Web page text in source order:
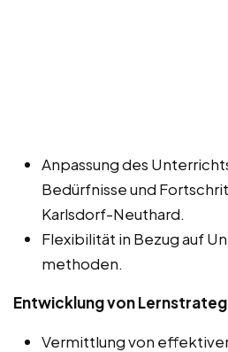
Anpassung des
Bedürfnisse und
Karlsdorf-Neuthard.
Flexibilität in Bezug auf
methoden.
Entwicklung von
Vermittlung von